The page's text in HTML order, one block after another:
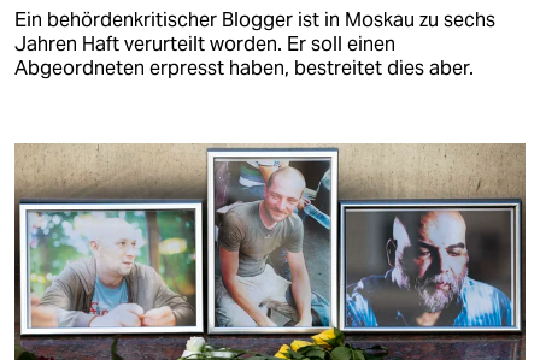
Ein behördenkritischer Blogger ist in Moskau zu sechs
Jahren Haft verurteilt worden. Er soll einen
Abgeordneten erpresst haben, bestreitet dies aber.